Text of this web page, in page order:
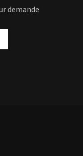
demande